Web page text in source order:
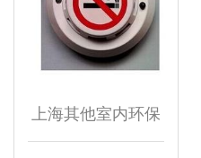
上海其他室内环保